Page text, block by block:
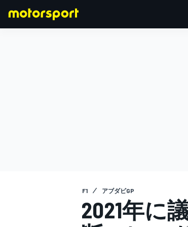
F1 アブダビGP
2021年に